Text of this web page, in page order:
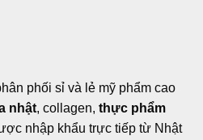
phối sỉ và lẻ mỹ phẩm cao
nhật, collagen, thực phẩm
nhập khẩu trực tiếp từ Nhật